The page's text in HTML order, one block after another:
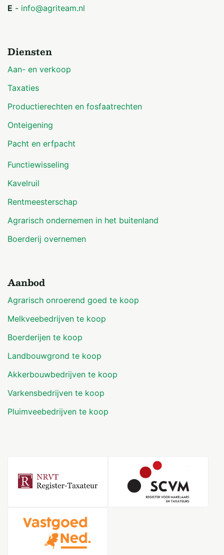
E - info@agriteam.nl
Diensten
Aan- en verkoop
Taxaties
Productierechten en fosfaatrechten
Onteigening
Pacht en erfpacht
Functiewisseling
Kavelruil
Rentmeesterschap
Agrarisch ondernemen in het buitenland
Boerderij overnemen
Aanbod
Agrarisch onroerend goed te koop
Melkveebedrijven te koop
Boerderijen te koop
Landbouwgrond te koop
Akkerbouwbedrijven te koop
Varkensbedrijven te koop
Pluimveebedrijven te koop